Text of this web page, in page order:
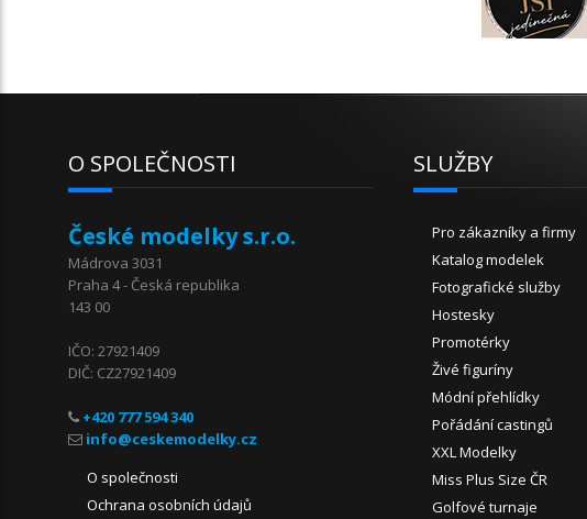
O SPOLEČNOSTI
České modelky s.r.o.
Mádrova 3031
Praha 4 - Česká republika
143 00
IČO: 27921409
DIČ: CZ27921409
+420 777 594 340
O společnosti
Ochrana osobních údajů
SLUŽBY
Pro zákazníky a firmy
Katalog modelek
Fotografické služby
Hostesky
Promotérky
Živé figuríny
Módní přehlídky
Pořádání castingů
XXL Modelky
Miss Plus Size ČR
Golfové turnaje